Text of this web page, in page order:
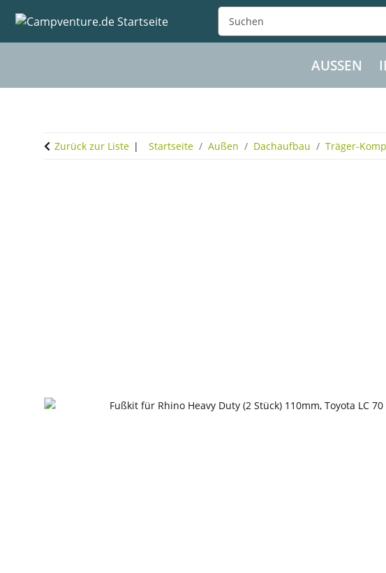
AUSSEN
Zurück zur Liste Startseite Außen Dachaufbau Träger-